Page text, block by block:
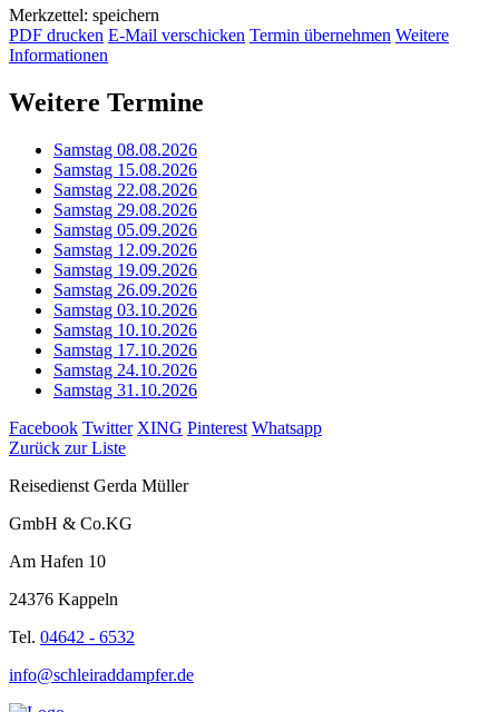
Merkzettel: speichern
PDF drucken E-Mail verschicken Termin übernehmen Weitere
Informationen
Weitere Termine
Samstag 08.08.2026
Samstag 15.08.2026
Samstag 22.08.2026
Samstag 29.08.2026
Samstag 05.09.2026
Samstag 12.09.2026
Samstag 19.09.2026
Samstag 26.09.2026
Samstag 03.10.2026
Samstag 10.10.2026
Samstag 17.10.2026
Samstag 24.10.2026
Samstag 31.10.2026
Facebook Twitter XING Pinterest Whatsapp
Zurück zur Liste
Reisedienst Gerda Müller
GmbH & Co.KG
Am Hafen 10
24376 Kappeln
Tel. 04642 - 6532
info@schleiraddampfer.de